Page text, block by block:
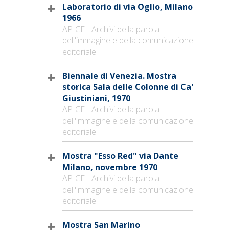
Laboratorio di via Oglio, Milano
1966
APICE - Archivi della parola
dell'immagine e della comunicazione
editoriale
Biennale di Venezia. Mostra
storica Sala delle Colonne di Ca'
Giustiniani, 1970
APICE - Archivi della parola
dell'immagine e della comunicazione
editoriale
Mostra "Esso Red" via Dante
Milano, novembre 1970
APICE - Archivi della parola
dell'immagine e della comunicazione
editoriale
Mostra San Marino